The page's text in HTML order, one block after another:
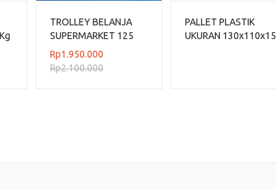
TROLLEY BELANJA
SUPERMARKET 125
LITER HILVER TIPE HV-
A-125L
Rp1.950.000
Rp2.100.000
PALLET PLASTIK
UKURAN 130x110x15